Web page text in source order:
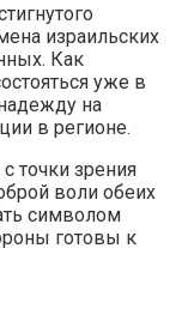
израильских
Как
уже в
на
в регионе.
точки зрения
воли обеих
символом
готовы к